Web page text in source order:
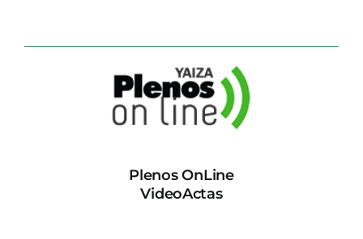
Plenos OnLine
VideoActas